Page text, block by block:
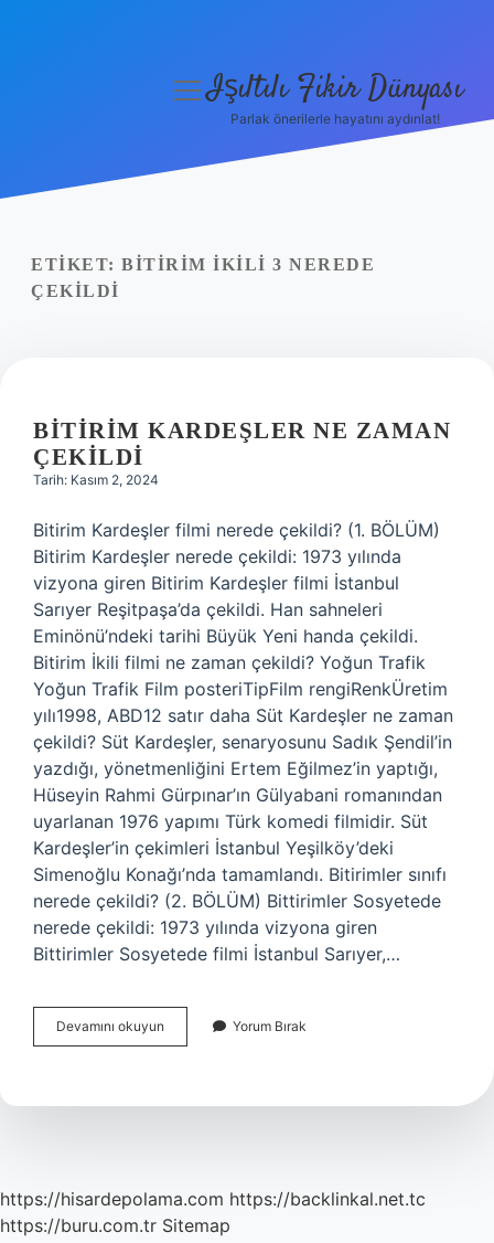
Yasal Uyarı
menüyüIşıltılı Fikir Dünyası
Parlak önerilerle hayatını aydınlat!
ETIKET: BITIRIM İKILI 3 NEREDE
ÇEKILDI
BITIRIM KARDEŞLER NE ZAMAN
ÇEKILDI
Tarih: Kasım 2, 2024
Bitirim Kardeşler filmi nerede çekildi? (1. BÖLÜM)
Bitirim Kardeşler nerede çekildi: 1973 yılında
vizyona giren Bitirim Kardeşler filmi İstanbul
Sarıyer Reşitpaşa’da çekildi. Han sahneleri
Eminönü’ndeki tarihi Büyük Yeni handa çekildi.
Bitirim İkili filmi ne zaman çekildi? Yoğun Trafik
Yoğun Trafik Film posteriTipFilm rengiRenkÜretim
yılı1998, ABD12 satır daha Süt Kardeşler ne zaman
çekildi? Süt Kardeşler, senaryosunu Sadık Şendil’in
yazdığı, yönetmenliğini Ertem Eğilmez’in yaptığı,
Hüseyin Rahmi Gürpınar’ın Gülyabani romanından
uyarlanan 1976 yapımı Türk komedi filmidir. Süt
Kardeşler’in çekimleri İstanbul Yeşilköy’deki
Simenoğlu Konağı’nda tamamlandı. Bitirimler sınıfı
nerede çekildi? (2. BÖLÜM) Bittirimler Sosyetede
nerede çekildi: 1973 yılında vizyona giren
Bittirimler Sosyetede filmi İstanbul Sarıyer,…
Devamını okuyun
Kardeşler
Çekildi
Yorum Bırak
https://hisardepolama.com https://backlinkal.net.tc
https://buru.com.tr Sitemap